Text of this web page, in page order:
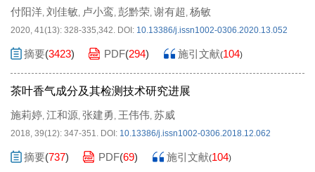
付阳洋, 刘佳敏, 卢小鸾, 彭黔荣, 谢有超 , 杨敏
2020, 41(13): 328-335,342. DOI: 10.13386/j.issn1002-0306.2020.13.052
摘要(3423) PDF(294) 施引文献(104)
茶叶香气成分及其检测技术研究进展
施莉婷, 江和源, 张建勇 , 王伟伟, 苏威
2018, 39(12): 347-351. DOI: 10.13386/j.issn1002-0306.2018.12.062
摘要(737) PDF(69) 施引文献(104)